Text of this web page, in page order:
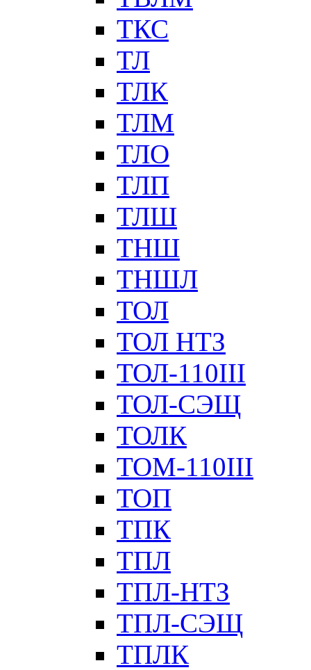
ТКС
ТЛ
ТЛК
ТЛМ
ТЛО
ТЛП
ТЛШ
ТНШ
ТНШЛ
ТОЛ
ТОЛ НТЗ
ТОЛ-110III
ТОЛ-СЭЩ
ТОЛК
ТОМ-110III
ТОП
ТПК
ТПЛ
ТПЛ-НТЗ
ТПЛ-СЭЩ
ТПЛК